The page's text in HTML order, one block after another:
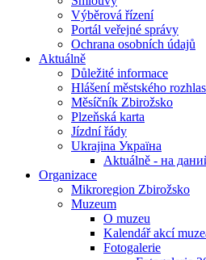
Výběrová řízení
Portál veřejné správy
Ochrana osobních údajů
Aktuálně
Důležité informace
Hlášení městského
Měsíčník Zbirožsko
Plzeňská karta
Jízdní řády
Ukrajina Україна
Aktuálně - на
Organizace
Mikroregion Zbirožsko
Muzeum
O muzeu
Kalendář akcí
Fotogalerie